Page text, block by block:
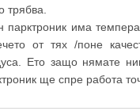
трябва.
парктроник има
от тях /поне
Ето защо нямате
ще спре работа